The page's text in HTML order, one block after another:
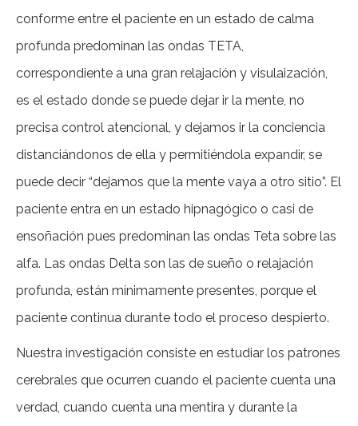
conforme entre el paciente en un estado de calma
profunda predominan las ondas TETA,
correspondiente a una gran relajación y visulaización,
es el estado donde se puede dejar ir la mente, no
precisa control atencional, y dejamos ir la conciencia
distanciándonos de ella y permitiéndola expandir, se
puede decir “dejamos que la mente vaya a otro sitio”. El
paciente entra en un estado hipnagógico o casi de
ensoñación pues predominan las ondas Teta sobre las
alfa. Las ondas Delta son las de sueño o relajación
profunda, están mínimamente presentes, porque el
paciente continua durante todo el proceso despierto.
Nuestra investigación consiste en estudiar los patrones
cerebrales que ocurren cuando el paciente cuenta una
verdad, cuando cuenta una mentira y durante la